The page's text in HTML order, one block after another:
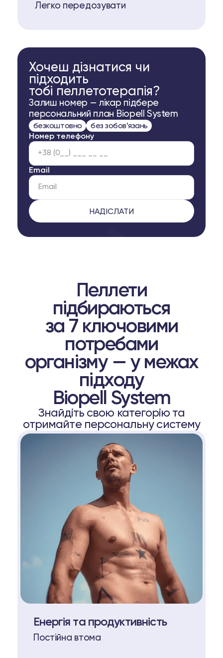
Легко передозувати
Хочеш дізнатися чи
підходить
тобі пеллетотерапія?
Залиш номер — лікар підбере
персональний план Biopell System
безкоштовно
без зобов’язань
Номер телефону
Email
Пеллети
підбираються
за 7 ключовими
потребами
організму — у межах
підходу
Biopell System
Знайдіть свою категорію та
отримайте персональну систему
Енергія та продуктивність
Постійна втома